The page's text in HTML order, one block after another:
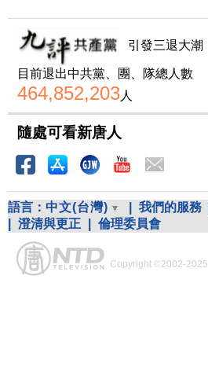
引發三退大潮
目前退出中共黨、團、隊總人數
464,852,203人
隨處可看新唐人
語言： 中文(台灣) 我們的服務
澄清與更正 倫理委員會
Copyright ©2002-2025